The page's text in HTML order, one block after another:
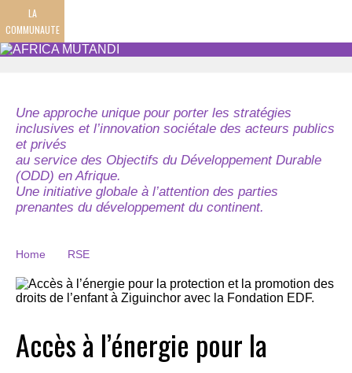
LA
COMMUNAUTE
Une approche unique pour porter les stratégies
inclusives et l’innovation sociétale des acteurs publics
et privés
au service des Objectifs du Développement Durable
(ODD) en Afrique.
Une initiative globale à l’attention des parties
prenantes du développement du continent.
Home RSE
Accès à l’énergie pour la